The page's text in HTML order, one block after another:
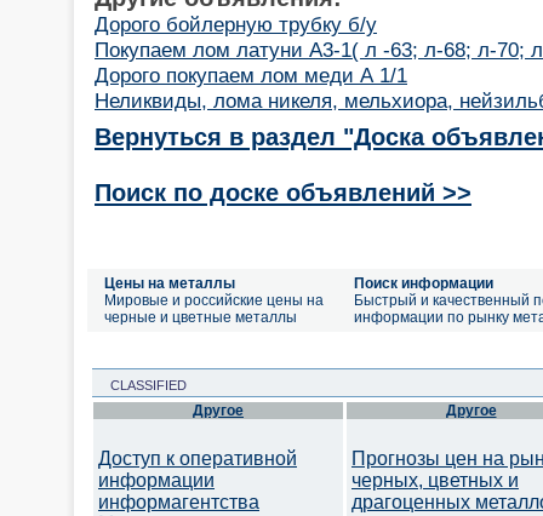
Дорого бойлерную трубку б/у
Покупаем лом латуни А3-1( л -63; л-68; л-70;
Дорого покупаем лом меди А 1/1
Неликвиды, лома никеля, мельхиора,
Вернуться в раздел "Доска
Поиск по доске объявлений >>
Цены на металлы
Мировые и российские цены на
черные и цветные металлы
Поиск информации
Быстрый и качественный
информации по рынку
CLASSIFIED
Другое
Доступ к оперативной
информации
информагентства
Другое
Прогнозы цен на
черных, цветных и
драгоценных